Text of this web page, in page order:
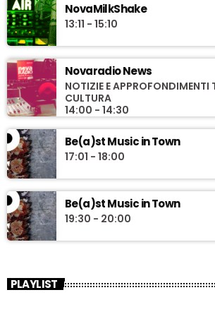
NovaMilkShake
13:11 - 15:10
Novaradio News
NOTIZIE E APPROFONDIMENTI
CULTURA
14:00 - 14:30
Be(a)st Music in Town
17:01 - 18:00
Be(a)st Music in Town
19:30 - 20:00
PLAYLIST